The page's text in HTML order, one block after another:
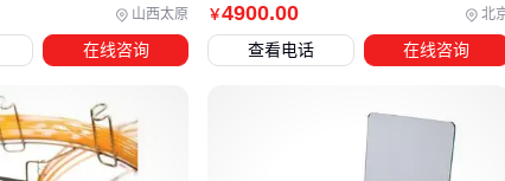
、不同场景下如何选择电解质补充方案？
优先选择大包装粉剂，使用时按比例兑水
注意成分中是否含葡萄糖等能量物质，这对恢复体力很关键
山西太原
在线咨询
￥4900.00 北
查看电话 在线咨询